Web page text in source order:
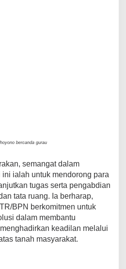
bercanda gurau
semangat dalam
ialah untuk mendorong para
tugas serta pengabdian
tata ruang. Ia berharap,
BPN berkomitmen untuk
dalam membantu
keadilan melalui
tanah masyarakat.